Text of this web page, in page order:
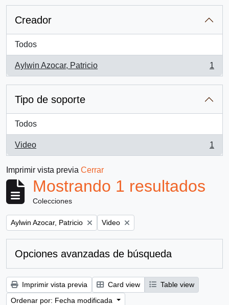
Creador
Todos
Aylwin Azocar, Patricio
, 1 resultados
1
Tipo de soporte
Todos
Video
, 1 resultados
1
Imprimir vista previa Cerrar
Mostrando 1 resultados
Colecciones
Remove filter:
Aylwin Azocar, Patricio Remove filter:
Video
Opciones avanzadas de búsqueda
Imprimir vista previa Card view
Table view
Ordenar por: Fecha modificada